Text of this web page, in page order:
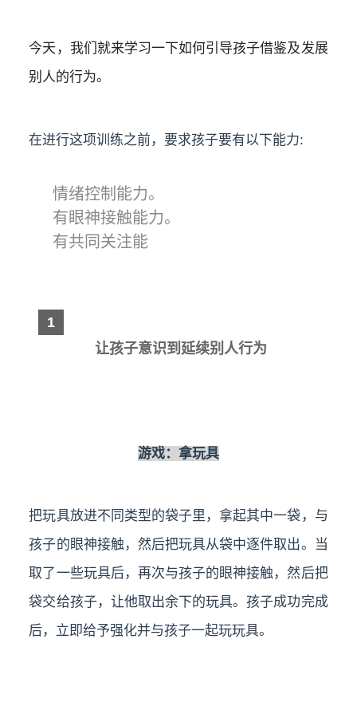
今天，我们就来学习一下如何引导孩子借鉴及发展
别人的行为。
在进行这项训练之前，要求孩子要有以下能力:
情绪控制能力。
有眼神接触能力。
有共同关注能
1
让孩子意识到延续别人行为
游戏：拿玩具
把玩具放进不同类型的袋子里，拿起其中一袋，与
孩子的眼神接触，然后把玩具从袋中逐件取出。当
取了一些玩具后，再次与孩子的眼神接触，然后把
袋交给孩子，让他取出余下的玩具。孩子成功完成
后，立即给予强化并与孩子一起玩玩具。